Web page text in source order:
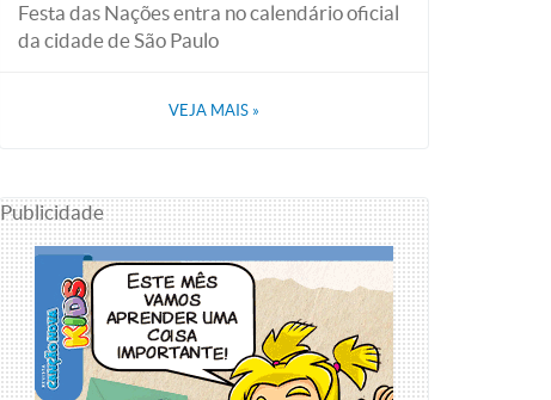
Festa das Nações entra no calendário oficial
da cidade de São Paulo
VEJA MAIS »
Publicidade